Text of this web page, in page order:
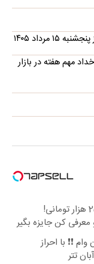
۱۴۰۵
هفته میانی مرداد ۱۴۰۵/ دو رخداد مهم هفته در بازار
پاداش 250 هزار تومانی!
کن جایزه بگیر
وام ❗❗ با احراز
تتر